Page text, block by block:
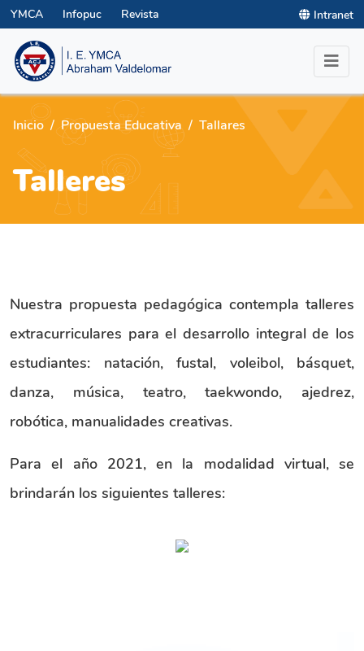
YMCA Infopuc Revista Intranet
Inicio Propuesta Educativa Tallares
Talleres
Nuestra propuesta pedagógica contempla talleres
extracurriculares para el desarrollo integral de los
estudiantes: natación, fustal, voleibol, básquet,
danza, música, teatro, taekwondo, ajedrez,
robótica, manualidades creativas.
Para el año 2021, en la modalidad virtual, se
brindarán los siguientes talleres: